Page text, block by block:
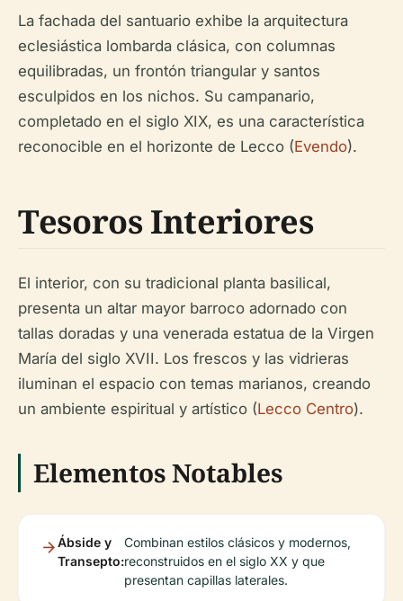
La fachada del santuario exhibe la arquitectura
eclesiástica lombarda clásica, con columnas
equilibradas, un frontón triangular y santos
esculpidos en los nichos. Su campanario,
completado en el siglo XIX, es una característica
reconocible en el horizonte de Lecco (Evendo).
Tesoros Interiores
El interior, con su tradicional planta basilical,
presenta un altar mayor barroco adornado con
tallas doradas y una venerada estatua de la Virgen
María del siglo XVII. Los frescos y las vidrieras
iluminan el espacio con temas marianos, creando
un ambiente espiritual y artístico (Lecco Centro).
Elementos Notables
Ábside y
Transepto:
Combinan estilos clásicos y modernos,
reconstruidos en el siglo XX y que
presentan capillas laterales.